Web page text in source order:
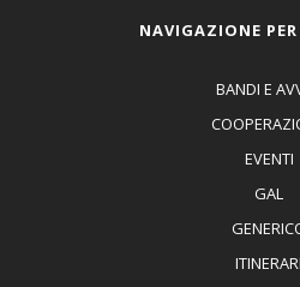
NAVIGAZIONE
BANDI E
EVENTI
GAL
ITINERARI